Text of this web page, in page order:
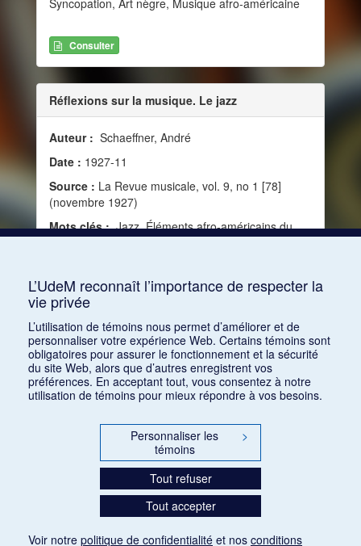
Consulter
Réflexions sur la musique. Le jazz
Auteur : Schaeffner, André
Date : 1927-11
Source : La Revue musicale, vol. 9, no 1 [78]
(novembre 1927)
Mots clés :Jazz, Éléments afro-américains du
L’UdeM reconnaît l’importance de respecter la
vie privée
L’utilisation de témoins nous permet d’améliorer et de
personnaliser votre expérience Web. Certains témoins sont
obligatoires pour assurer le fonctionnement et la sécurité
du site Web, alors que d’autres enregistrent vos
préférences. En acceptant tout, vous consentez à notre
utilisation de témoins pour mieux répondre à vos besoins.
Personnaliser les
témoins
>
Tout refuser
Tout accepter
Voir notre politique de confidentialité et nos conditions